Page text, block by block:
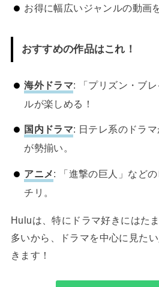
お得に幅広いジャンルの動画
おすすめの作品はこれ！
海外ドラマ: 「プリズン・ブ
ルが楽しめる！
国内ドラマ: 日テレ系のドラ
が勢揃い。
アニメ: 「進撃の巨人」など
チリ。
Huluは、特にドラマ好きにはた
多いから、ドラマを中心に見た
きます！